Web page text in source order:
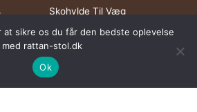
Skohylde Til Væg
Sminkespejl
Sort Skrivebord
Sort Spisebord
Sort Vitrineskab
Spejl Med Hylde
sikre os du får den bedste oplevelse
med rattan-stol.dk
Ok